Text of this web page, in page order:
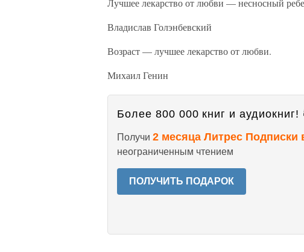
Лучшее лекарство от любви — несносный
Владислав Голэнбевский
Возраст — лучшее лекарство от любви.
Михаил Генин
Более 800 000 книг и аудиокниг!
Получи 2 месяца Литрес Подписки
неограниченным чтением
ПОЛУЧИТЬ ПОДАРОК